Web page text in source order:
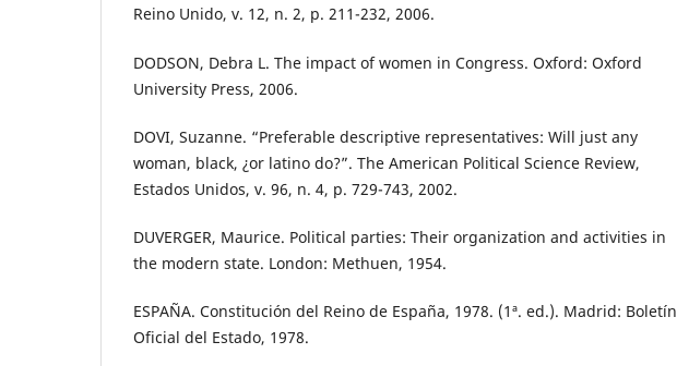
Reino Unido, v. 12, n. 2, p. 211-232, 2006.
DODSON, Debra L. The impact of women in Congress. Oxford: Oxford
University Press, 2006.
DOVI, Suzanne. “Preferable descriptive representatives: Will just any
woman, black, ¿or latino do?”. The American Political Science Review,
Estados Unidos, v. 96, n. 4, p. 729-743, 2002.
DUVERGER, Maurice. Political parties: Their organization and activities in
the modern state. London: Methuen, 1954.
ESPAÑA. Constitución del Reino de España, 1978. (1ª. ed.). Madrid: Boletín
Oficial del Estado, 1978.